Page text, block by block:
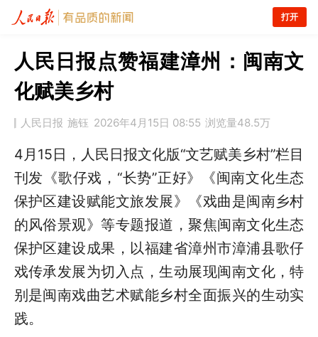
打开
人民日报点赞福建漳州：闽南文
化赋美乡村
人民日报 施钰 2026年4月15日 08:55 浏览量48.5万
4月15日，人民日报文化版“文艺赋美乡村”栏目
刊发 《歌仔戏，“长势”正好》《闽南文化生态
保护区建设赋能文旅发展》《戏曲是闽南乡村
的风俗景观》等专题报道 ，聚焦闽南文化生态
保护区建设成果，以福建省漳州市漳浦县歌仔
戏传承发展为切入点，生动展现闽南文化，特
别是闽南戏曲艺术赋能乡村全面振兴的生动实
践。